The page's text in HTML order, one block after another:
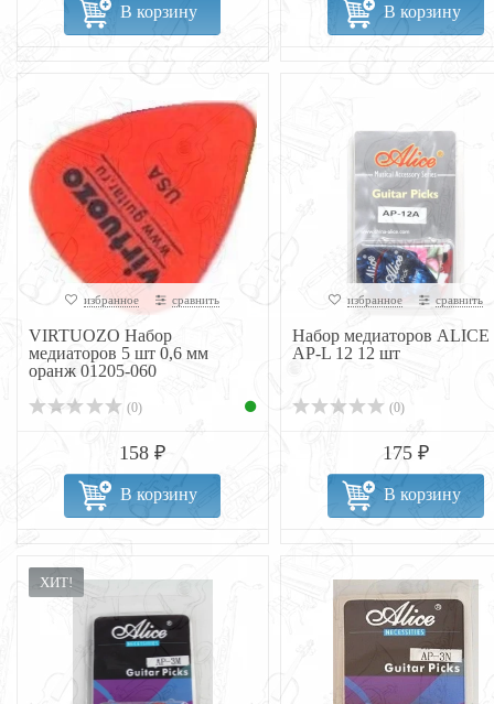
В корзину В корзину
избранное сравнить
VIRTUOZO Набор
медиаторов 5 шт 0,6 мм
оранж 01205-060
(0)
158 ₽
В корзину
избранное сравнить
Набор медиаторов ALICE
AP-L 12 12 шт
(0)
175 ₽
В корзину
ХИТ!